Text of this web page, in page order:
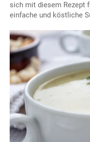
sich mit diesem Rezept
einfache und köstliche